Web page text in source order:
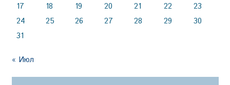
17
18 19 20 21 22
23
24
25 26 27 28 29
30
31
« Июл